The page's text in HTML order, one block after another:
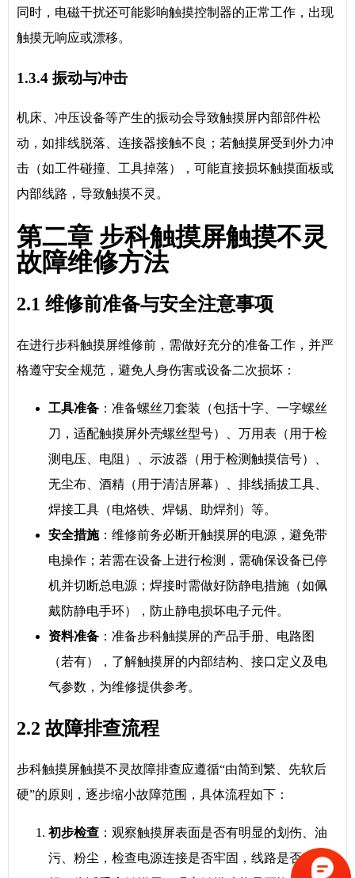
同时，电磁干扰还可能影响触摸控制器的正常工作，出现
触摸无响应或漂移。
1.3.4 振动与冲击
机床、冲压设备等产生的振动会导致触摸屏内部部件松
动，如排线脱落、连接器接触不良；若触摸屏受到外力冲
击（如工件碰撞、工具掉落），可能直接损坏触摸面板或
内部线路，导致触摸不灵。
第二章 步科触摸屏触摸不灵
故障维修方法
2.1 维修前准备与安全注意事项
在进行步科触摸屏维修前，需做好充分的准备工作，并严
格遵守安全规范，避免人身伤害或设备二次损坏：
工具准备 ：准备螺丝刀套装（包括十字、一字螺丝
刀，适配触摸屏外壳螺丝型号）、万用表（用于检
测电压、电阻）、示波器（用于检测触摸信号）、
无尘布、酒精（用于清洁屏幕）、排线插拔工具、
焊接工具（电烙铁、焊锡、助焊剂）等。
安全措施：维修前务必断开触摸屏的电源，避免带
电操作；若需在设备上进行检测，需确保设备已停
机并切断总电源；焊接时需做好防静电措施（如佩
戴防静电手环），防止静电损坏电子元件。
资料准备 ：准备步科触摸屏的产品手册、电路图
（若有），了解触摸屏的内部结构、接口定义及电
气参数，为维修提供参考。
2.2 故障排查流程
步科触摸屏触摸不灵故障排查应遵循“由简到繁、先软后
硬”的原则，逐步缩小故障范围，具体流程如下：
初步检查 ：观察触摸屏表面是否有明显的划伤、油
污、粉尘，检查电源连接是否牢固，线路是否有破